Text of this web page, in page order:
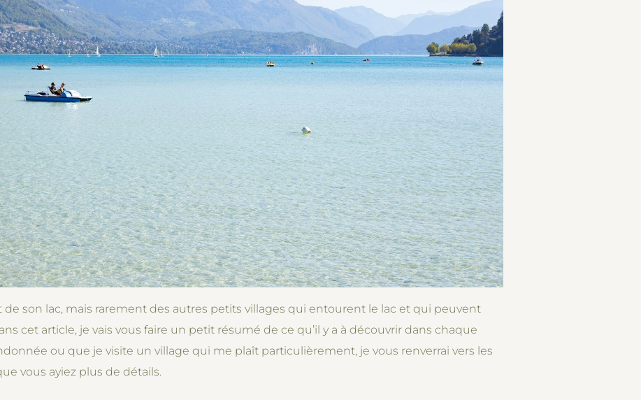
de son lac, mais rarement des autres petits villages qui entourent le lac et qui peuvent
cet article, je vais vous faire un petit résumé de ce qu’il y a à découvrir dans chaque
ou que je visite un village qui me plaît particulièrement, je vous renverrai vers les
vous ayiez plus de détails.